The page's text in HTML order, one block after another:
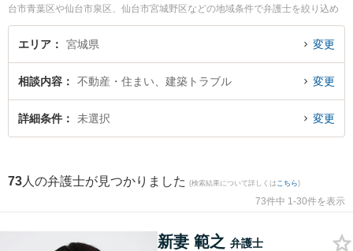
台市青葉区や仙台市泉区、仙台市宮城野区などの地域条件で弁護士を絞り込め
ます。不動産・住まいに関係する立ち退き交渉や家賃交渉、不動産契約解除等
の細かな分野での絞り込み検索もでき便利です。特に弁護士法人リーガルプロ
が注目されています。『宮城県で土日や夜間に発生した建築トラブルのトラブ
ルを今すぐに弁護士に相談したい』『建築トラブルのトラブル解決の実績豊富
な近くの弁護士を検索したい』『初回相談無料で建築トラブルを法律相談でき
エリア 宮城県 変更
相談内容 不動産・住まい、建築トラブル 変更
詳細条件 未選択 変更
73 人の弁護士が見つかりました (検索結果について詳しくは こちら)
73件中 1-30件を表示
新妻 範之 弁護士